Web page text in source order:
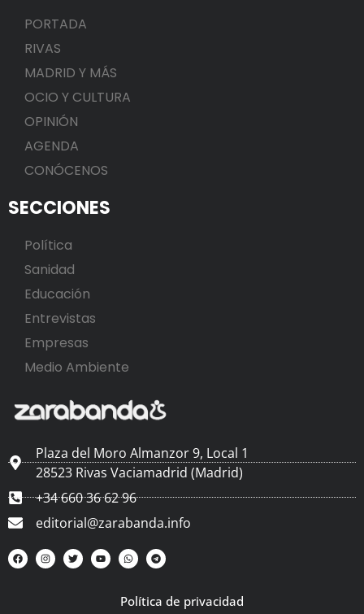
PORTADA
RIVAS
MADRID Y MÁS
OCIO Y CULTURA
OPINIÓN
AGENDA
CONÓCENOS
SECCIONES
Política
Sanidad
Educación
Entrevistas
Empresas
Medio Ambiente
Plaza del Moro Almanzor 9, Local 1
28523 Rivas Vaciamadrid (Madrid)
+34 660 36 62 96
editorial@zarabanda.info
Política de privacidad